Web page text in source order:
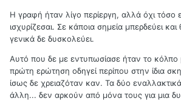
Η γραφή ήταν λίγο περίεργη, αλλά όχι τόσο
ισχυρίζεσαι. Σε κάποια σημεία μπερδεύει
γενικά δε δυσκολεύει.
Αυτό που δε με εντυπωσίασε ήταν το κόλπο
πρώτη ερώτηση οδηγεί περίπου στην ίδια
ίσως δε χρειαζόταν καν. Τα δύο
άλλη... δεν αρκούν από μόνα τους για μια